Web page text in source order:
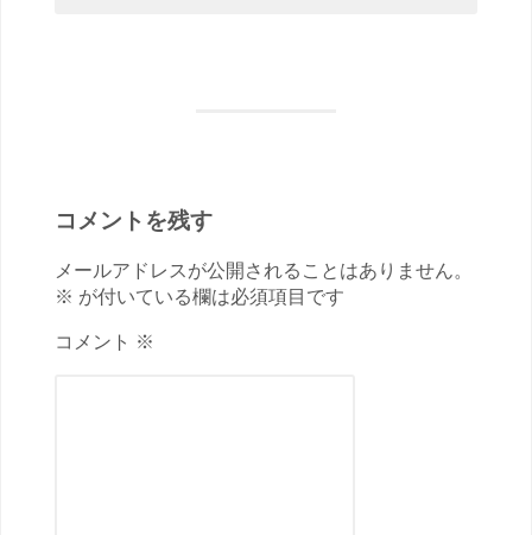
コメントを残す
メールアドレスが公開されることはありません。
※ が付いている欄は必須項目です
コメント ※